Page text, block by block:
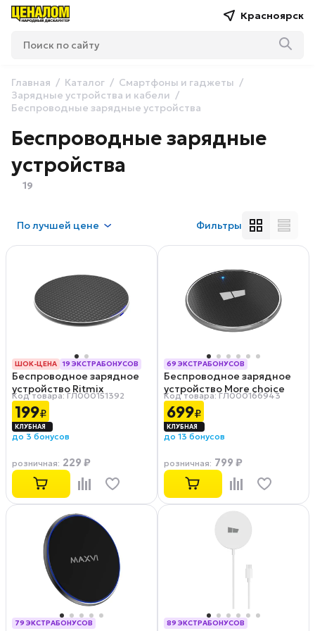
Красноярск
Главная Каталог
Смартфоны и гаджеты
Зарядные устройства и кабели
Беспроводные зарядные устройства
Беспроводные зарядные
устройства
19
Получшей цене Фильтры
ШОК-ЦЕНА
19 ЭКСТРАБОНУСОВ
РАССРОЧКА 0-0-12
Беспроводное зарядное
устройство Ritmix
RM‑1000W Black
Код товара: ГЛ000151392
199₽
до 3 бонусов
розничная: 229 ₽
69 ЭКСТРАБОНУСОВ
РАССРОЧКА 0-0-12
Беспроводное зарядное
устройство More choice
CW01
Код товара: ГЛ000166943
699₽
до 13 бонусов
розничная: 799 ₽
79 ЭКСТРАБОНУСОВ
89 ЭКСТРАБОНУСОВ